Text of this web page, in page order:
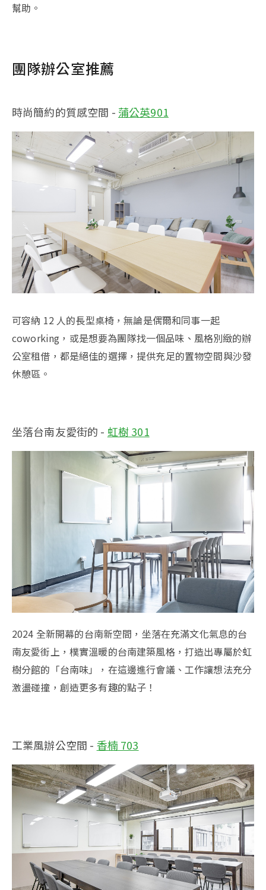
幫助。
團隊辦公室推薦
時尚簡約的質感空間 - 蒲公英901
可容納 12 人的長型桌椅，無論是偶爾和同事一起
coworking，或是想要為團隊找一個品味、風格別緻的辦
公室租借，都是絕佳的選擇，提供充足的置物空間與沙發
休憩區。
坐落台南友愛街的 - 虹樹 301
2024 全新開幕的台南新空間，坐落在充滿文化氣息的台
南友愛街上，樸實溫暖的台南建築風格，打造出專屬於虹
樹分館的「台南味」，在這邊進行會議、工作讓想法充分
激盪碰撞，創造更多有趣的點子！
工業風辦公空間 - 香楠 703